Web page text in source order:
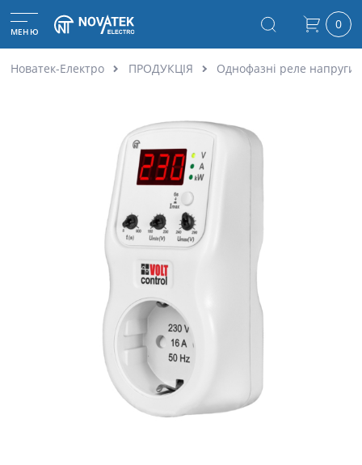
МЕНЮ 0
Новатек-Електро ПРОДУКЦІЯ Однофазні реле напруги